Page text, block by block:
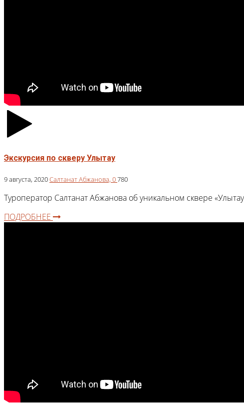
Экскурсия по скверу Улытау
9 августа, 2020Салтанат Абжанова, 0780
Туроператор Салтанат Абжанова об уникальном сквере
ПОДРОБНЕЕ